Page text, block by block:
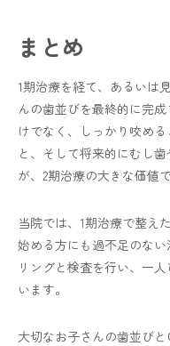
まとめ
1期治療を経て、あるいは
んの歯並びを最終的に完
けでなく、しっかり咬め
と、そして将来的にむし
が、2期治療の大きな価値で
当院では、1期治療で整え
始める方にも過不足のな
リングと検査を行い、一
います。
大切なお子さんの歯並び